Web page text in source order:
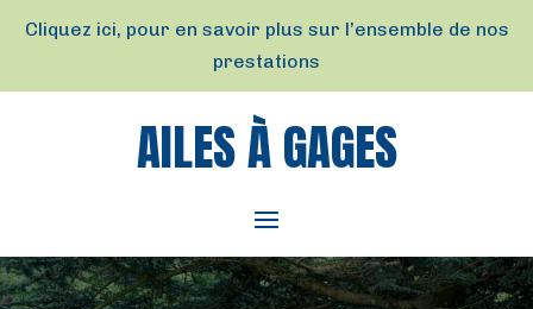
Cliquez ici, pour en savoir plus sur l’ensemble de nos
prestations
AILES À GAGES